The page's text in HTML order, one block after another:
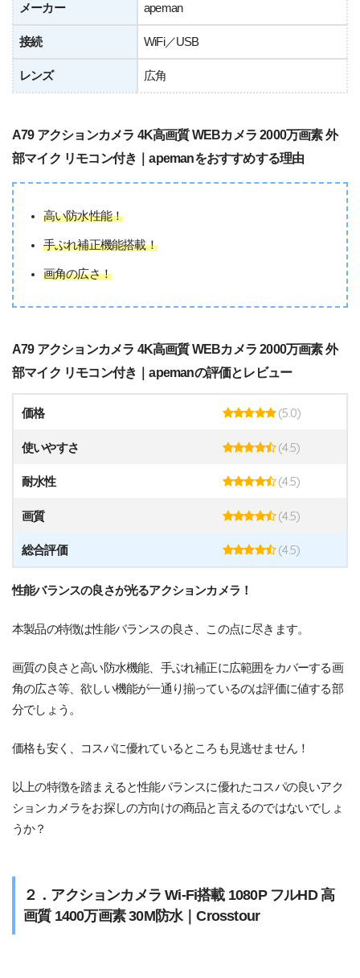
メーカー apeman
接続 WiFi／USB
レンズ 広角
A79 アクションカメラ 4K高画質 WEBカメラ 2000万画素 外
部マイク リモコン付き｜apemanをおすすめする理由
高い防水性能！
手ぶれ補正機能搭載！
画角の広さ！
A79 アクションカメラ 4K高画質 WEBカメラ 2000万画素 外
部マイク リモコン付き｜apemanの評価とレビュー
価格 (5.0)
使いやすさ (4.5)
耐水性 (4.5)
画質 (4.5)
総合評価 (4.5)
性能バランスの良さが光るアクションカメラ！
本製品の特徴は性能バランスの良さ、この点に尽きます。
画質の良さと高い防水機能、手ぶれ補正に広範囲をカバーする画
角の広さ等、欲しい機能が一通り揃っているのは評価に値する部
分でしょう。
価格も安く、コスパに優れているところも見逃せません！
以上の特徴を踏まえると性能バランスに優れたコスパの良いアク
ションカメラをお探しの方向けの商品と言えるのではないでしょ
うか？
２．アクションカメラ Wi-Fi搭載 1080P フルHD 高
画質 1400万画素 30M防水｜Crosstour